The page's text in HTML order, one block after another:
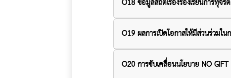
O18 ข้อมูลสถิติเรื่องร้องเรียนการทุ
O19 ผลการเปิดโอกาสให้มีส่วนร่วม
O20 การขับเคลื่อนนโยบาย NO